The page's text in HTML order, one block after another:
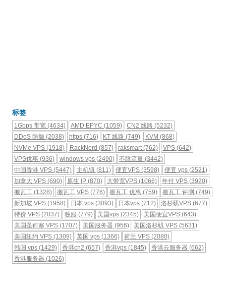
标签
1Gbps 带宽 (4634) AMD EPYC (1059) CN2 线路 (5232)
DDoS 防御 (2038) https(716) KT 线路 (749) KVM (868)
NVMe VPS (1918) RackNerd (857) raksmart(762) VPS(642)
VPS优惠 (936) windows vps(2490) 不限流量 (3442)
中国香港 VPS (5447) 主机镇(811) 便宜VPS (3598) 便宜 vps(2521)
加拿大 VPS (690) 原生 IP(870) 大带宽VPS (1066) 年付 VPS(3920)
搬瓦工 (1328) 搬瓦工 VPS(776) 搬瓦工 优惠 (759) 搬瓦工 评测 (749)
新加坡 VPS (1958) 日本 vps(3093) 日本vps (712) 洛杉矶VPS(677)
特价 VPS (2037) 独服 (779) 美国vps (2345) 美国便宜VPS(643)
美国圣何塞 VPS (1707) 美国服务器 (956) 美国洛杉矶 VPS (5631)
美国纽约 VPS (1309) 英国 vps(1366) 荷兰 VPS (2080)
韩国 vps (1429) 香港cn2 (657) 香港vps (1845) 香港云服务器 (662)
香港服务器 (1026)